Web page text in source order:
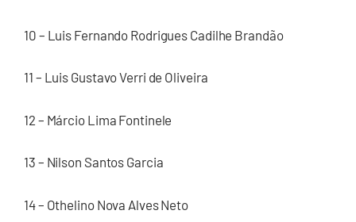
10 – Luis Fernando Rodrigues Cadilhe Brandão
11 – Luis Gustavo Verri de Oliveira
12 – Márcio Lima Fontinele
13 – Nilson Santos Garcia
14 – Othelino Nova Alves Neto